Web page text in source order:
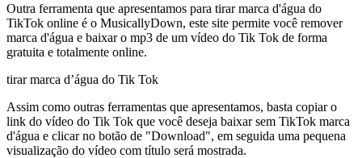
Outra ferramenta que apresentamos para tirar marca d'água do
TikTok online é o MusicallyDown, este site permite você remover
marca d'água e baixar o mp3 de um vídeo do Tik Tok de forma
gratuita e totalmente online.
tirar marca d’água do Tik Tok
Assim como outras ferramentas que apresentamos, basta copiar o
link do vídeo do Tik Tok que você deseja baixar sem TikTok marca
d'água e clicar no botão de "Download", em seguida uma pequena
visualização do vídeo com título será mostrada.